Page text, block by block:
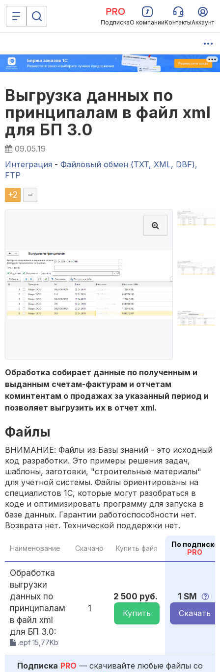
ПодпискаО компанииКонтактыАккаунт
Выгрузка данных по
принципалам в файл xml
для БП 3.0
09.05.19
Интеграция - Файловый обмен (TXT, XML, DBF),
FTP
+2 –
Обработка собирает данные по полученным и
выданным счетам-фактурам и отчетам
коминтентам о продажах за указанный период и
позволяет выгрузить их в отчет xml.
Файлы
ВНИМАНИЕ: Файлы из Базы знаний - это исходный
код разработки. Это примеры решения задач,
шаблоны, заготовки, "строительные материалы"
для учетной системы. Файлы ориентированы на
специалистов 1С, которые могут разобраться в
коде и оптимизировать программу для запуска в
базе данных. Гарантии работоспособности нет.
Возврата нет. Технической поддержки нет.
Наименование Скачано Купить файл
По подписке
PRO
Обработка
выгрузки
данных по
принципалам
в файл xml
для БП 3.0:
.epf 15,77Kb
1
2 500 руб.
Купить
1 SM
Скачать
Подписка PRO — скачивайте любые файлы со